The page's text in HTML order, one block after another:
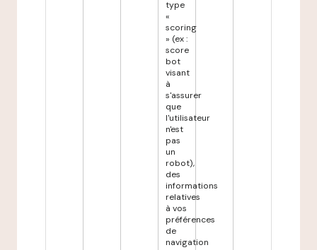
type
«
scoring
» (ex :
score
bot
visant
à
s'assurer
que
l'utilisateur
n'est
pas
un
robot),
des
informations
relatives
à vos
préférences
de
navigation